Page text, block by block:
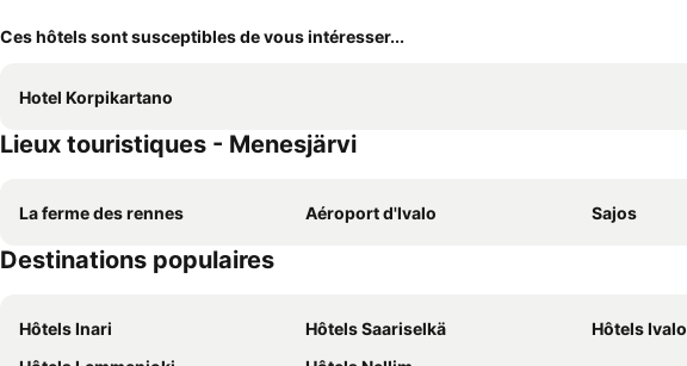
Ces hôtels sont susceptibles de vous intéresser...
Hotel Korpikartano
Lieux touristiques - Menesjärvi
La ferme des rennes Aéroport d'Ivalo Sajos
Destinations populaires
Hôtels Inari Hôtels Saariselkä Hôtels Ivalo